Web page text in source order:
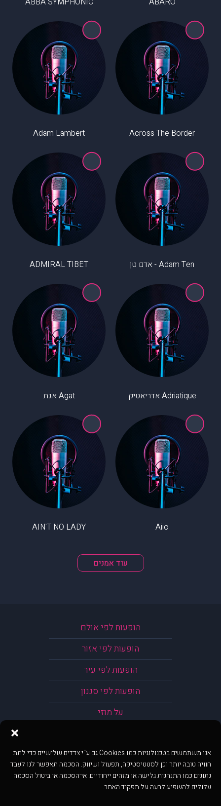
אנו משתמשים בטכנולוגיות כמו Cookies גם ע"י צדדים שלישיים כדי לתת
חוויה טובה יותר וכן לסטטיסטיקה, תפעול ושיווק. הסכמה תאפשר לנו לעבד
נתונים כמו התנהגות גלישה או מזהים ייחודיים. אי־הסכמה או ביטול הסכמה
עלולים להשפיע לרעה על תפקוד האתר.
Across The Border
Adam Lambert
Adam Ten - אדם טן ADMIRAL TIBET
Adriatique אדריאטיק Agat אגת
Aiio
AIN'T NO LADY
עוד אמנים
הופעות לפי אולם
הופעות לפי אזור
הופעות לפי עיר
הופעות לפי סגנון
על מוזי